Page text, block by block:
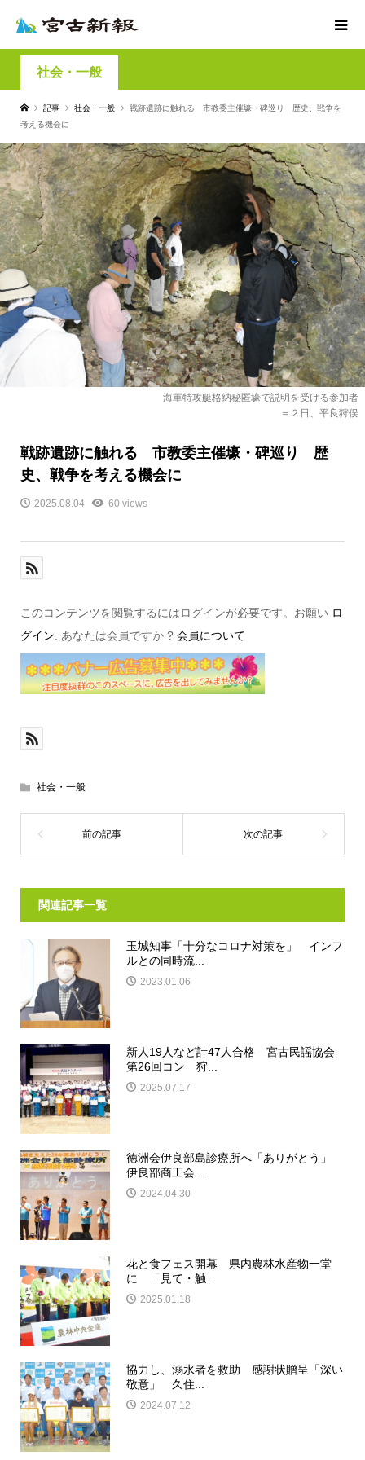
社会・一般
記事 社会・一般
戦跡遺跡に触れる 市教委主催壕・碑巡り 歴史、戦争を
考える機会に
海軍特攻艇格納秘匿壕で説明を受ける参加者
＝２日、平良狩俣
戦跡遺跡に触れる 市教委主催壕・碑巡り 歴
史、戦争を考える機会に
2025.08.04 60 views
このコンテンツを閲覧するにはログインが必要です。お願い ロ
グイン . あなたは会員ですか ? 会員について
社会・一般
関連記事一覧
玉城知事「十分なコロナ対策を」 インフ
ルとの同時流...
2023.01.06
新人19人など計47人合格 宮古民謡協会
第26回コン 狩...
2025.07.17
徳洲会伊良部島診療所へ「ありがとう」
伊良部商工会...
2024.04.30
花と食フェス開幕 県内農林水産物一堂
に 「見て・触...
2025.01.18
協力し、溺水者を救助 感謝状贈呈「深い
敬意」 久住...
2024.07.12